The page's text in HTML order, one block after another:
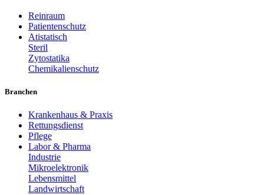
Reinraum
Patientenschutz
Atistatisch
Steril
Zytostatika
Chemikalienschutz
Branchen
Krankenhaus & Praxis
Rettungsdienst
Pflege
Labor & Pharma
Industrie
Mikroelektronik
Lebensmittel
Landwirtschaft